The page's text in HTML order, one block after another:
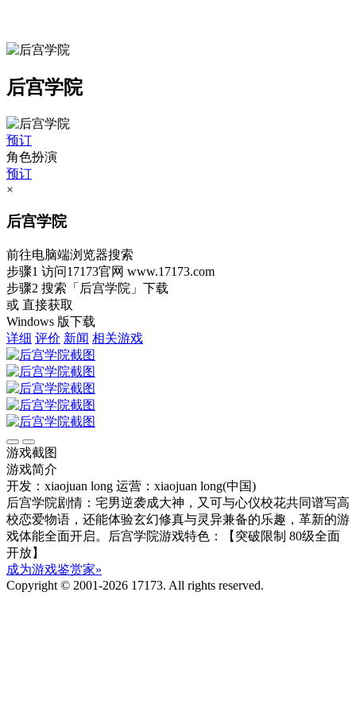
后宫学院
预订
角色扮演
预订
×
后宫学院
前往电脑端浏览器搜索
步骤1 访问17173官网 www.17173.com
步骤2 搜索 「后宫学院」 下载
或 直接获取
Windows 版下载
详细 评价 新闻 相关游戏
游戏截图
游戏简介
开发：xiaojuan long 运营：xiaojuan long(中国)
后宫学院剧情：宅男逆袭成大神，又可与心仪校花共同谱写高
校恋爱物语，还能体验玄幻修真与灵异兼备的乐趣，革新的游
戏体能全面开启。后宫学院游戏特色：【突破限制 80级全面
开放】
成为游戏鉴赏家»
Copyright © 2001-2026 17173. All rights reserved.